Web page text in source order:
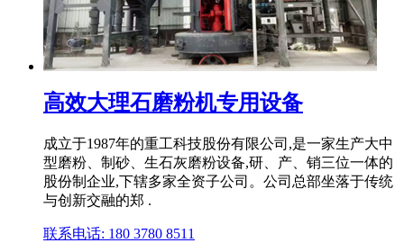
高效大理石磨粉机专用设备
成立于1987年的重工科技股份有限公司,是一家生产大中
型磨粉、制砂、生石灰磨粉设备,研、产、销三位一体的
股份制企业,下辖多家全资子公司。公司总部坐落于传统
与创新交融的郑 .
联系电话: 180 3780 8511